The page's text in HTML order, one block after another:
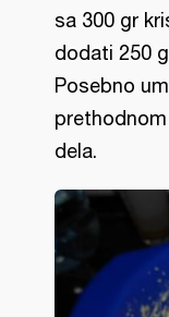
sa 300 gr
dodati 250
Posebno
dela.